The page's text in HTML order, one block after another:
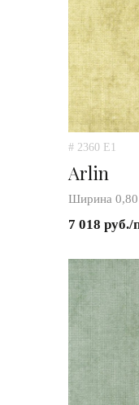
# 2360 E1
Arlin
Ширина
7 018 руб./